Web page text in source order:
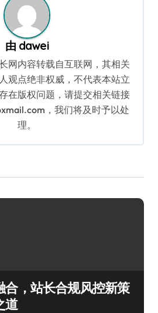
由 dawei
网内容转载自互联网，其相关
观点绝非权威，不代表本站立
在版权问题，请提交相关链接
，我们将及时予以处
理。
合，站长合规风控新策
道